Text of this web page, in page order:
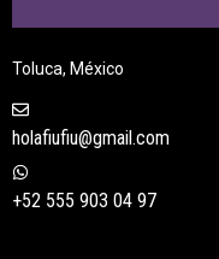
Toluca, México
holafiufiu@gmail.com
+52 555 903 04 97